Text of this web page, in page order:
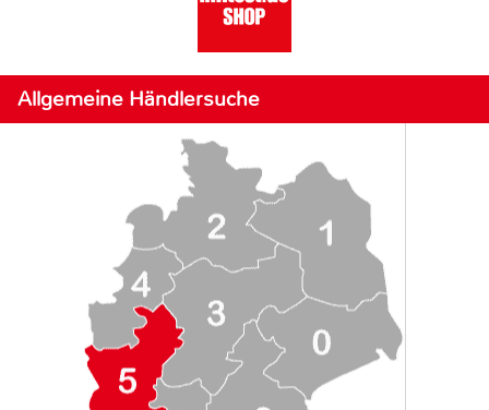
Allgemeine Händlersuche